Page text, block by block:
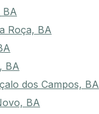
BA
Roça, BA
BA
dos Campos, BA
BA